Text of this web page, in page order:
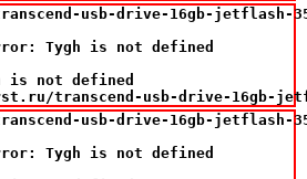
usb-drive-16gb-jetflash-
Tygh is not defined
is not defined
transcend-usb-drive-16gb-
usb-drive-16gb-jetflash-
Tygh is not defined